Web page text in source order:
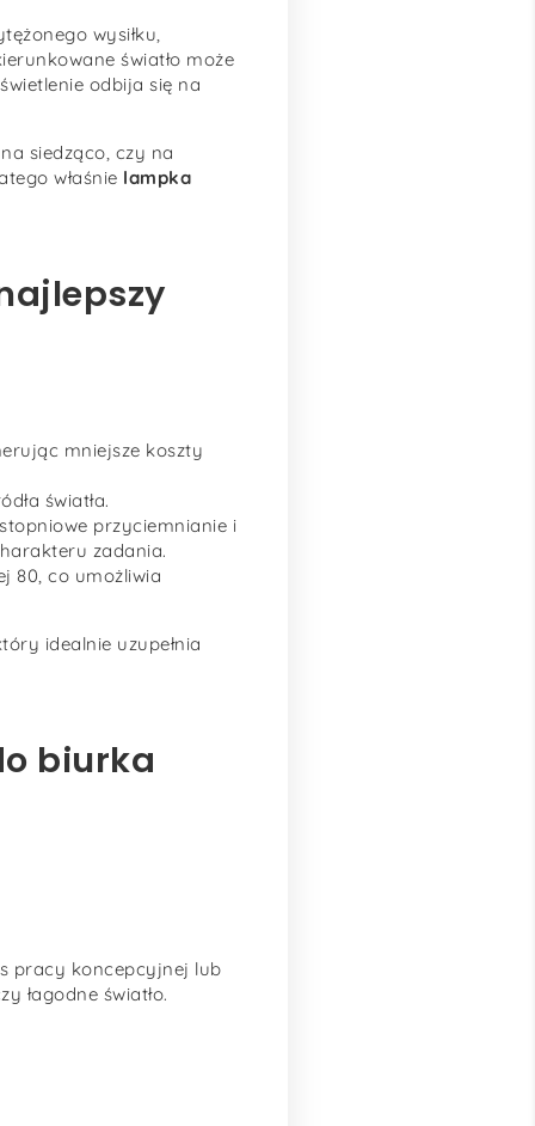
wysiłku,
światło może
odbija się na
siedząco, czy na
właśnie lampka
mniejsze koszty
światła.
przyciemnianie i
zadania.
80, co umożliwia
idealnie uzupełnia
biurka
pracy koncepcyjnej lub
łagodne światło.